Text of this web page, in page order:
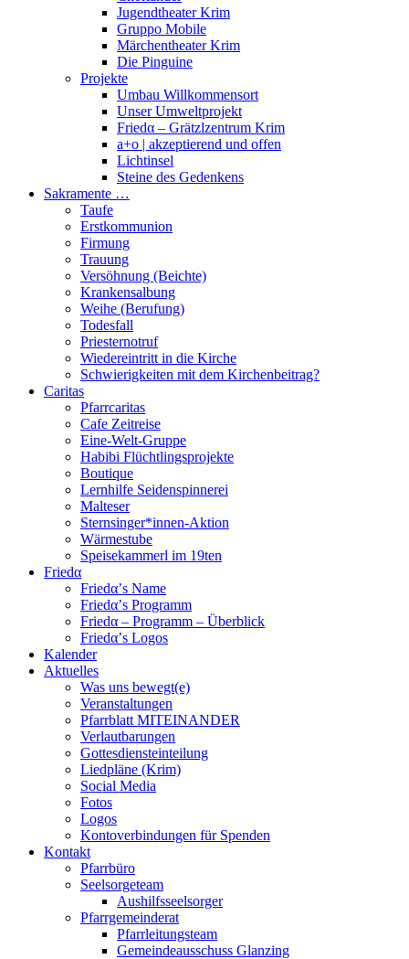
Jugendtheater Krim
Gruppo Mobile
Märchentheater Krim
Die Pinguine
Projekte
Umbau Willkommensort
Unser Umweltprojekt
Friedα – Grätzlzentrum Krim
a+o | akzeptierend und offen
Lichtinsel
Steine des Gedenkens
Sakramente …
Taufe
Erstkommunion
Firmung
Trauung
Versöhnung (Beichte)
Krankensalbung
Weihe (Berufung)
Todesfall
Priesternotruf
Wiedereintritt in die Kirche
Schwierigkeiten mit dem Kirchenbeitrag?
Caritas
Pfarrcaritas
Cafe Zeitreise
Eine-Welt-Gruppe
Habibi Flüchtlingsprojekte
Boutique
Lernhilfe Seidenspinnerei
Malteser
Sternsinger*innen-Aktion
Wärmestube
Speisekammerl im 19ten
Friedα
Friedα’s Name
Friedα’s Programm
Friedα – Programm – Überblick
Friedα’s Logos
Kalender
Aktuelles
Was uns bewegt(e)
Veranstaltungen
Pfarrblatt MITEINANDER
Verlautbarungen
Gottesdiensteinteilung
Liedpläne (Krim)
Social Media
Fotos
Logos
Kontoverbindungen für Spenden
Kontakt
Pfarrbüro
Seelsorgeteam
Aushilfsseelsorger
Pfarrgemeinderat
Pfarrleitungsteam
Gemeindeausschuss Glanzing